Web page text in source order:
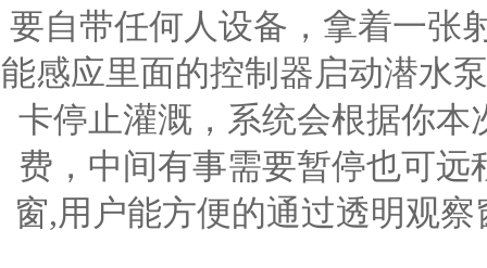
要自带任何人设备，拿着一张
能感应里面的控制器启动潜水
卡停止灌溉，系统会根据你
费，中间有事需要暂停也可
窗,用户能方便的通过透明观